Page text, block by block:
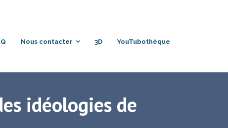
Nous contacter 3D YouTubothèque
idéologies de